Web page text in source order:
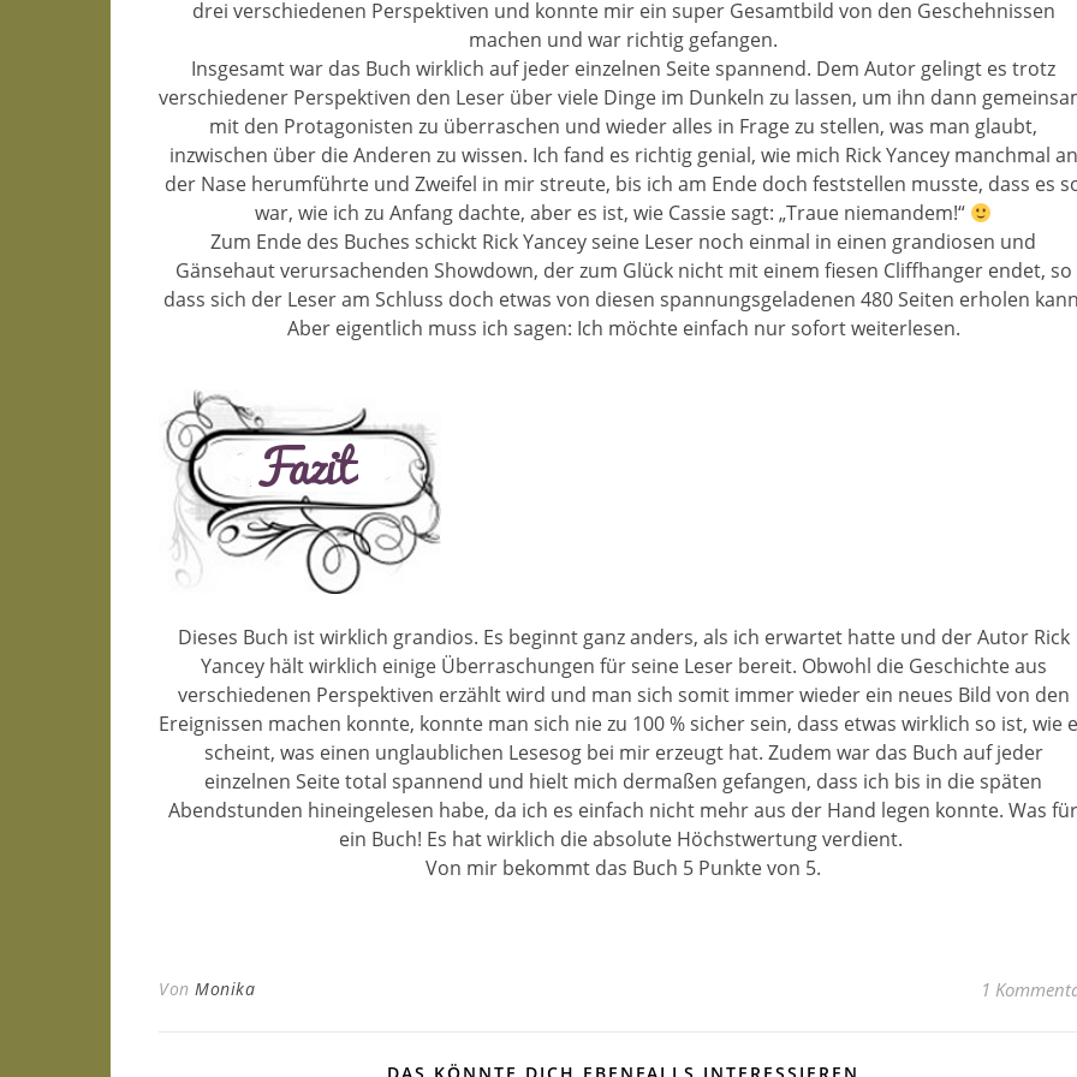
drei verschiedenen Perspektiven und konnte mir ein super Gesamtbild von den Geschehnissen
machen und war richtig gefangen.
Insgesamt war das Buch wirklich auf jeder einzelnen Seite spannend. Dem Autor gelingt es trotz
verschiedener Perspektiven den Leser über viele Dinge im Dunkeln zu lassen, um ihn dann
mit den Protagonisten zu überraschen und wieder alles in Frage zu stellen, was man glaubt,
inzwischen über die Anderen zu wissen. Ich fand es richtig genial, wie mich Rick Yancey manchmal an
der Nase herumführte und Zweifel in mir streute, bis ich am Ende doch feststellen musste, dass es
war, wie ich zu Anfang dachte, aber es ist, wie Cassie sagt: „Traue niemandem!“
Zum Ende des Buches schickt Rick Yancey seine Leser noch einmal in einen grandiosen und
Gänsehaut verursachenden Showdown, der zum Glück nicht mit einem fiesen Cliffhanger endet, so
dass sich der Leser am Schluss doch etwas von diesen spannungsgeladenen 480 Seiten erholen
Aber eigentlich muss ich sagen: Ich möchte einfach nur sofort weiterlesen.
Dieses Buch ist wirklich grandios. Es beginnt ganz anders, als ich erwartet hatte und der Autor Rick
Yancey hält wirklich einige Überraschungen für seine Leser bereit. Obwohl die Geschichte aus
verschiedenen Perspektiven erzählt wird und man sich somit immer wieder ein neues Bild von den
Ereignissen machen konnte, konnte man sich nie zu 100 % sicher sein, dass etwas wirklich so ist, wie
scheint, was einen unglaublichen Lesesog bei mir erzeugt hat. Zudem war das Buch auf jeder
einzelnen Seite total spannend und hielt mich dermaßen gefangen, dass ich bis in die späten
Abendstunden hineingelesen habe, da ich es einfach nicht mehr aus der Hand legen konnte. Was für
ein Buch! Es hat wirklich die absolute Höchstwertung verdient.
Von mir bekommt das Buch 5 Punkte von 5.
Von Monika 1